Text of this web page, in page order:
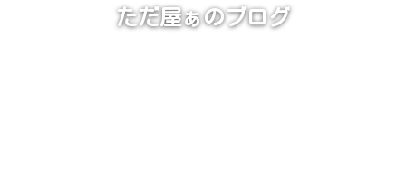
ただ屋ぁのブログ